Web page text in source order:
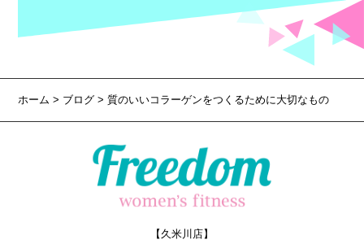
ホーム> ブログ > 質のいいコラーゲンをつくるために大切なもの
【久米川店】